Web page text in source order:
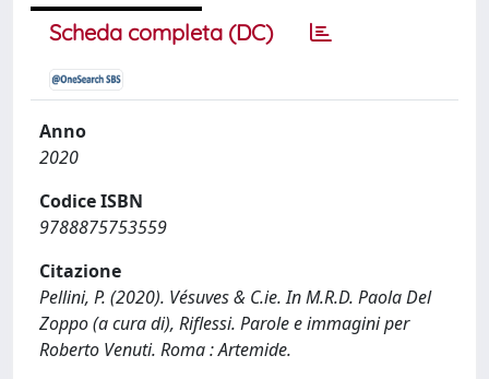
Scheda completa (DC)
Anno
2020
Codice ISBN
9788875753559
Citazione
Pellini, P. (2020). Vésuves & C.ie. In M.R.D. Paola Del
Zoppo (a cura di), Riflessi. Parole e immagini per
Roberto Venuti. Roma : Artemide.